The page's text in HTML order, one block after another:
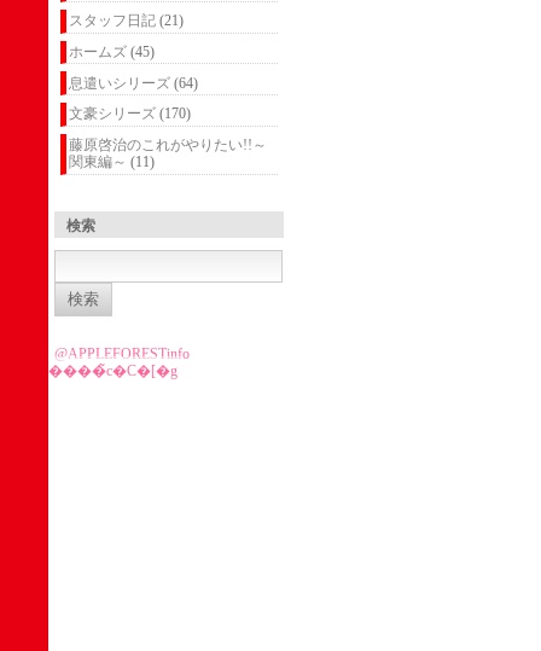
スタッフ日記 (21)
ホームズ (45)
息遣いシリーズ (64)
文豪シリーズ (170)
藤原啓治のこれがやりたい!!～
関東編～ (11)
検索
検
@APPLEFORESTinfo
����̃c�C�[�g